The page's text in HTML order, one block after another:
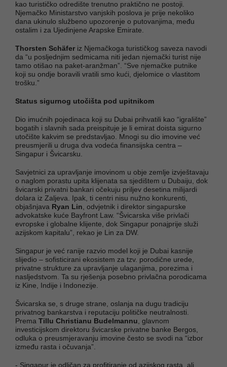
kao turističko odredište trenutno praktično ne postoji.
Njemačko Ministarstvo vanjskih poslova je prije nekoliko
dana ukinulo službeno upozorenje o putovanjima, među
ostalim i za Ujedinjene Arapske Emirate.
Thorsten Schäfer iz Njemačkoga turističkog saveza navodi
da “u posljednjim sedmicama niti jedan njemački turist nije
tamo otišao na paket-aranžman”. “Sve njemačke putnike
koji su ondje boravili vratili smo kući, djelomice o vlastitom
trošku.”
Status sigurnog utočišta pod upitnikom
Dio imućnih pojedinaca koji su Dubai prihvatili kao “igralište”
bogatih i slavnih sada preispituje je li emirat doista sigurno
utočište kakvim se predstavljao. Mnogi su dio imovine već
preusmjerili u druga dva vodeća finansijska centra –
Singapur i Švicarsku.
Savjetnici za upravljanje imovinom u obje zemlje izvještavaju
o naglom porastu upita klijenata sa sjedištem u Dubaiju, dok
švicarski privatni bankari očekuju priljev desetina milijardi
dolara iz Zaljeva. Ipak, ti centri nisu nužno konkurenti,
objašnjava Ryan Lin , odvjetnik i direktor singapurske
advokatske kuće Bayfront Law. “Švicarska više privlači
evropske i globalne klijente, dok Singapur ponajprije služi
azijskom kapitalu”, rekao je Lin za DW.
Singapur je već ranije razvio model koji je Dubai kasnije
slijedio – sofisticirani ekosistem za tzv. porodične urede,
privatne strukture za upravljanje ulaganjima, porezima i
nasljedstvom. Ta su rješenja posebno privlačna porodicama
iz Kine, Indije i Indonezije.
Švicarska se, s druge strane, oslanja na dugu tradiciju
privatnog bankarstva i reputaciju političke neutralnosti.
Prema Tillu Christianu Budelmannu , glavnom
investicijskom direktoru švicarske privatne banke Bergos,
odluka o preusmjeravanju imovine često se svodi na “izbor
između rasta i očuvanja”.
- Singapur je odličan za profitiranje od azijskog rasta, ali